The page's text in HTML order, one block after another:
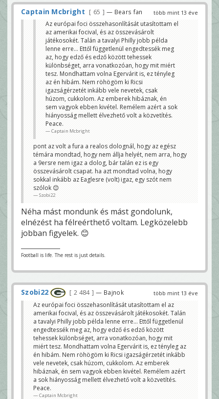
több mint 13 éve
Captain Mcbright 65 — Bears fan
Az európai foci összehasonlítását utasítottam el
az amerikai focival, és az összevásárolt
játékosokét. Talán a tavalyi Philly jobb példa
lenne erre... Ettől függetlenül engedtessék meg
az, hogy edző és edző között tehessek
különbséget, arra vonatkozóan, hogy mit miért
tesz. Mondhattam volna Egervárit is, ez tényleg
az én hibám. Nem röhögöm ki Ricsi
igazságérzetét inkább vele nevetek, csak
húzom, cukkolom. Az emberek hibáznak, én
sem vagyok ebben kivétel. Remélem azért a sok
hiányosság mellett élvezhető volt a közvetítés.
Peace.
Captain Mcbright
pont az volt a fura a realos dolognál, hogy az egész
témára mondtad, hogy nem állja helyét, nem arra, hogy
a 9ersre nem igaz a dolog, bár talán ez is egy
összevásárolt csapat. ha azt mondtad volna, hogy
sokkal inkább az Eaglesre (volt) igaz, egy szót nem
szólok 😊
Szobi22
Néha mást mondunk és mást gondolunk,
elnézést ha félreérthető voltam. Legközelebb
jobban figyelek. 😊
Football is life. The rest is just details.
több mint 13 éve
Szobi22 2 484 — Bajnok
Az európai foci összehasonlítását utasítottam el az
amerikai focival, és az összevásárolt játékosokét. Talán
a tavalyi Philly jobb példa lenne erre... Ettől függetlenül
engedtessék meg az, hogy edző és edző között
tehessek különbséget, arra vonatkozóan, hogy mit
miért tesz. Mondhattam volna Egervárit is, ez tényleg az
én hibám. Nem röhögöm ki Ricsi igazságérzetét inkább
vele nevetek, csak húzom, cukkolom. Az emberek
hibáznak, én sem vagyok ebben kivétel. Remélem azért
a sok hiányosság mellett élvezhető volt a közvetítés.
Peace.
Captain Mcbright